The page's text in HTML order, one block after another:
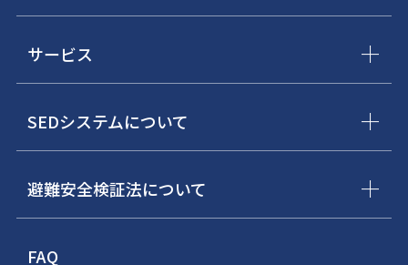
サービス
SEDシステムについて
避難安全検証法について
FAQ